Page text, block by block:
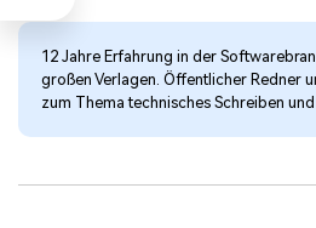
12 Jahre Erfahrung in der
großen Verlagen. Öffentlicher Redner
zum Thema technisches Schreiben